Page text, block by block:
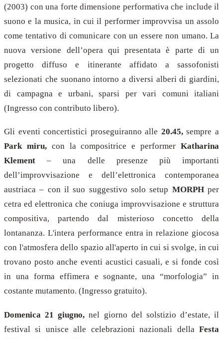
(2003) con una forte dimensione performativa che include il
suono e la musica, in cui il performer improvvisa un assolo
come tentativo di comunicare con un essere non umano. La
nuova versione dell’opera qui presentata è parte di un
progetto diffuso e itinerante affidato a sassofonisti
selezionati che suonano intorno a diversi alberi di giardini,
di campagna e urbani, sparsi per vari comuni italiani
(Ingresso con contributo libero).
Gli eventi concertistici proseguiranno alle 20.45,sempre a
Park miru,con la compositrice e performerKatharina
Klement – una delle presenze più importanti
dell’improvvisazione e dell’elettronica contemporanea
austriaca – con il suo suggestivo solo setup MORPHper
cetra ed elettronica che coniuga improvvisazione e struttura
compositiva, partendo dal misterioso concetto della
lontananza. L'intera performance entra in relazione giocosa
con l'atmosfera dello spazio all'aperto in cui si svolge, in cui
trovano posto anche eventi acustici casuali, e si fonde così
in una forma effimera e sognante, una “morfologia” in
costante mutamento. (Ingresso gratuito).
Domenica 21 giugno,nel giorno del solstizio d’estate, il
festival si unisce alle celebrazioni nazionali della Festa